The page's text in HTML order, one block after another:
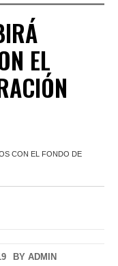
EL
CON EL FONDO DE
BY ADMIN